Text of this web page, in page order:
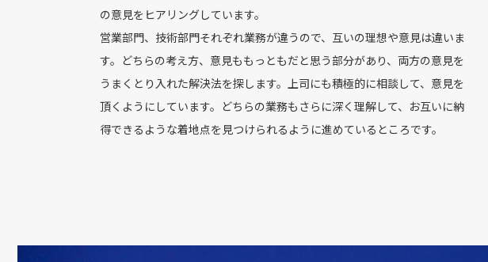
の意見をヒアリングしています。
営業部門、技術部門それぞれ業務が違うので、互いの理想や意見は違いま
す。どちらの考え方、意見ももっともだと思う部分があり、両方の意見を
うまくとり入れた解決法を探します。上司にも積極的に相談して、意見を
頂くようにしています。どちらの業務もさらに深く理解して、お互いに納
得できるような着地点を見つけられるように進めているところです。